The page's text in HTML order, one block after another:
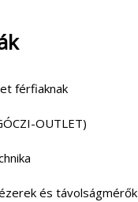
férfiaknak
OUTLET)
és távolságmérők